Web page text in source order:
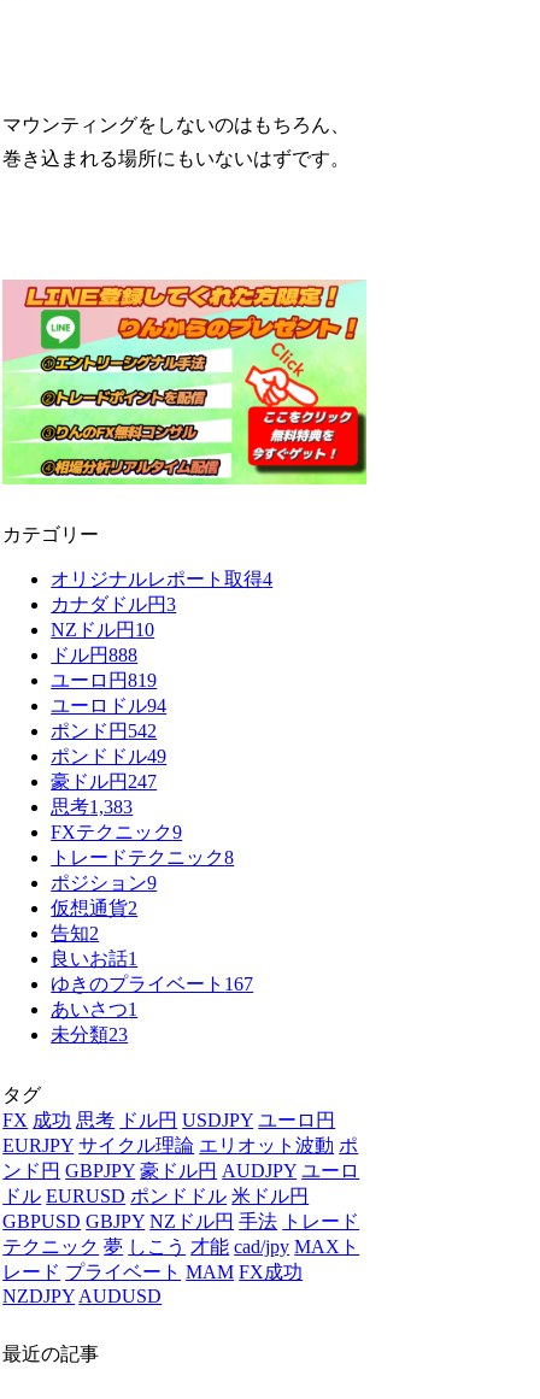
マウンティングをしないのはもちろん、
巻き込まれる場所にもいないはずです。
カテゴリー
オリジナルレポート取得4
カナダドル円3
NZドル円 10
ドル円888
ユーロ円819
ユーロドル94
ポンド円 542
ポンドドル49
豪ドル円247
思考1,383
FXテクニック9
トレードテクニック8
ポジション9
仮想通貨2
告知2
良いお話1
ゆきのプライベート 167
あいさつ1
未分類23
タグ
FX 成功 思考 ドル円 USDJPY ユーロ円
EURJPY サイクル理論 エリオット波動 ポ
ンド円 GBPJPY 豪ドル円 AUDJPY ユーロ
ドル EURUSD ポンドドル 米ドル円
GBPUSD GBJPY NZドル円 手法 トレード
テクニック 夢 しこう 才能 cad/jpy MAXト
レード プライベート MAM FX成功
NZDJPY AUDUSD
最近の記事